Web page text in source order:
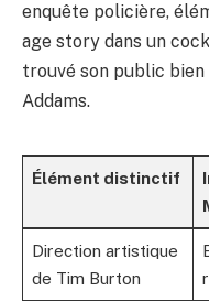
enquête policière,
age story dans un
trouvé son public bien
Addams.
Élément distinctif
Direction artistique
de Tim Burton